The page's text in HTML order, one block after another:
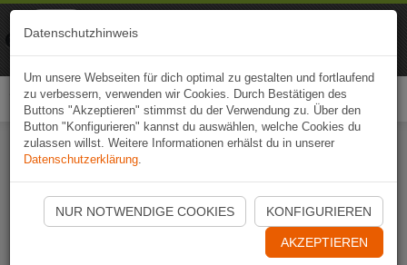
Naviki App jetzt öffnen
Datenschutzhinweis
Um unsere Webseiten für dich optimal zu gestalten und fortlaufend
zu verbessern, verwenden wir Cookies. Durch Bestätigen des
Buttons "Akzeptieren" stimmst du der Verwendung zu. Über den
Button "Konfigurieren" kannst du auswählen, welche Cookies du
zulassen willst. Weitere Informationen erhälst du in unserer
Datenschutzerklärung.
NUR NOTWENDIGE COOKIES KONFIGURIEREN
AKZEPTIEREN
Naviki